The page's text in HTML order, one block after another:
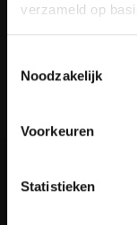
verzameld op
Noodzakelijk
Voorkeuren
Statistieken
Houten